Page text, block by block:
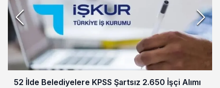
52 İlde Belediyelere KPSS Şartsız 2.650 İşçi Alımı